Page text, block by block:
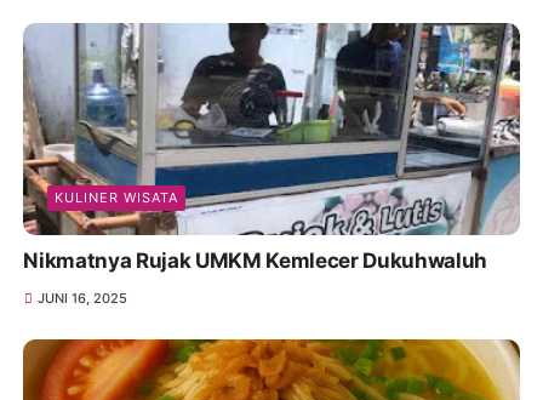
KULINER WISATA
Nikmatnya Rujak UMKM Kemlecer Dukuhwaluh
JUNI 16, 2025